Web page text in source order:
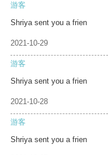
游客
Shriya sent you a frien
2021-10-29
游客
Shriya sent you a frien
2021-10-28
游客
Shriya sent you a frien